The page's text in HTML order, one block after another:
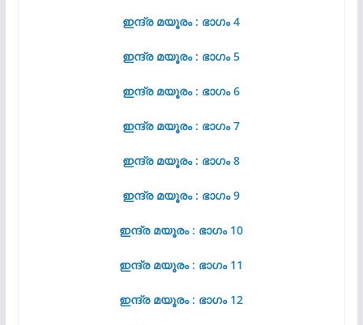
ഇന്ദ്ര മയൂരം : ഭാഗം 4
ഇന്ദ്ര മയൂരം : ഭാഗം 5
ഇന്ദ്ര മയൂരം : ഭാഗം 6
ഇന്ദ്ര മയൂരം : ഭാഗം 7
ഇന്ദ്ര മയൂരം : ഭാഗം 8
ഇന്ദ്ര മയൂരം : ഭാഗം 9
ഇന്ദ്ര മയൂരം : ഭാഗം 10
ഇന്ദ്ര മയൂരം : ഭാഗം 11
ഇന്ദ്ര മയൂരം : ഭാഗം 12